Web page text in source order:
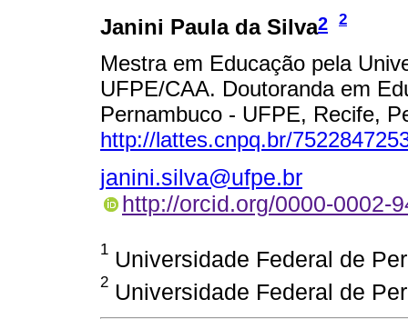
Janini Paula da Silva2 2
Mestra em Educação pela
UFPE/CAA. Doutoranda em
Pernambuco - UFPE, Recife,
http://lattes.cnpq.br/
janini.silva@ufpe.br
http://orcid.org/0000-0002-
1 Universidade Federal de
2 Universidade Federal de